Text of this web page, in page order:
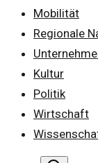
Mobilität
Regionale
Kultur
Politik
Wirtschaft